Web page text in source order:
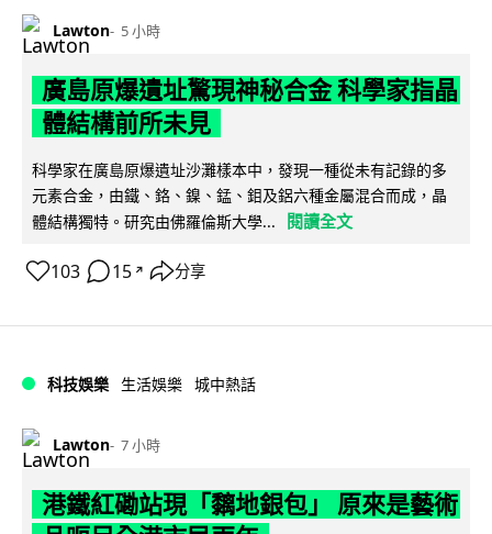
Lawton 5 小時
廣島原爆遺址驚現神秘合金 科學家指晶
體結構前所未見
科學家在廣島原爆遺址沙灘樣本中，發現一種從未有記錄的多
元素合金，由鐵、鉻、鎳、錳、鉬及鋁六種金屬混合而成，晶
體結構獨特。研究由佛羅倫斯大學...
閱讀全文
103 15 ↗ 分享
科技娛樂 生活娛樂 城中熱話
Lawton 7 小時
港鐵紅磡站現「黐地銀包」 原來是藝術